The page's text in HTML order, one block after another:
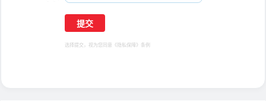
选择提交，视为您同意 《隐私保障》 条例